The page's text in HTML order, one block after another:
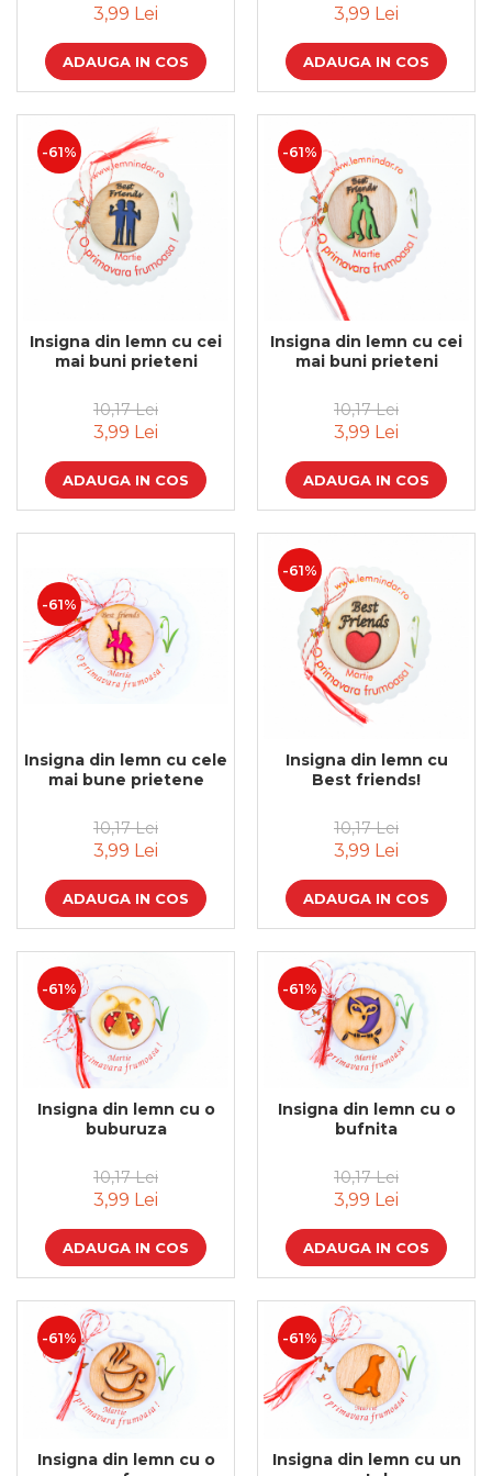
Cadouri de Paste
Produse personalizate pentru
nunti si botezuri
Cadouri personalizate pentru
cei dragi
Cadouri pentru profesori
Cadouri pentru parinti
Cadouri pentru EA
Cadouri pentru EL
Cadouri pentru mama
Cadouri pentru cea mai buna
Cadouri personalizate pentru nasi
Bijuterii
CERCEI ZAMAC
Ateliere - planse cu nisip colorat
3,99 Lei
ADAUGA IN COS
3,99 Lei
ADAUGA IN COS
-61%
Insigna din lemn cu cei
mai buni prieteni
10,17 Lei
3,99 Lei
ADAUGA IN COS
-61%
Insigna din lemn cu cei
mai buni prieteni
10,17 Lei
3,99 Lei
ADAUGA IN COS
-61%
Insigna din lemn cu cele
mai bune prietene
10,17 Lei
3,99 Lei
ADAUGA IN COS
-61%
Insigna din lemn cu
Best friends!
10,17 Lei
3,99 Lei
ADAUGA IN COS
-61%
Insigna din lemn cu o
buburuza
10,17 Lei
3,99 Lei
ADAUGA IN COS
-61%
Insigna din lemn cu o
bufnita
10,17 Lei
3,99 Lei
ADAUGA IN COS
-61%
Insigna din lemn cu o
-61%
Insigna din lemn cu un